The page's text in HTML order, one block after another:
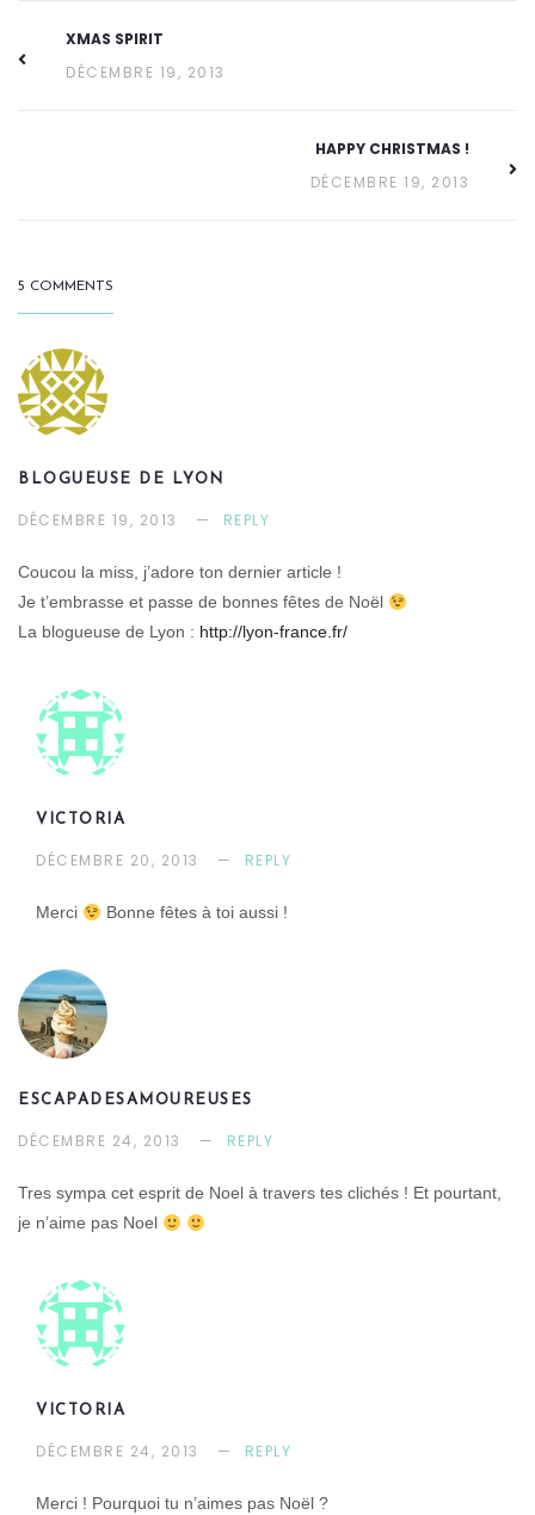
XMAS SPIRIT
DÉCEMBRE 19, 2013
HAPPY CHRISTMAS !
DÉCEMBRE 19, 2013
5 COMMENTS
BLOGUEUSE DE LYON
DÉCEMBRE 19, 2013 REPLY
Coucou la miss, j’adore ton dernier article !
Je t’embrasse et passe de bonnes fêtes de Noël
La blogueuse de Lyon : http://lyon-france.fr/
VICTORIA
DÉCEMBRE 20, 2013 REPLY
Merci Bonne fêtes à toi aussi !
ESCAPADESAMOUREUSES
DÉCEMBRE 24, 2013 REPLY
Tres sympa cet esprit de Noel à travers tes clichés ! Et pourtant,
je n’aime pas Noel
VICTORIA
DÉCEMBRE 24, 2013 REPLY
Merci ! Pourquoi tu n’aimes pas Noël ?